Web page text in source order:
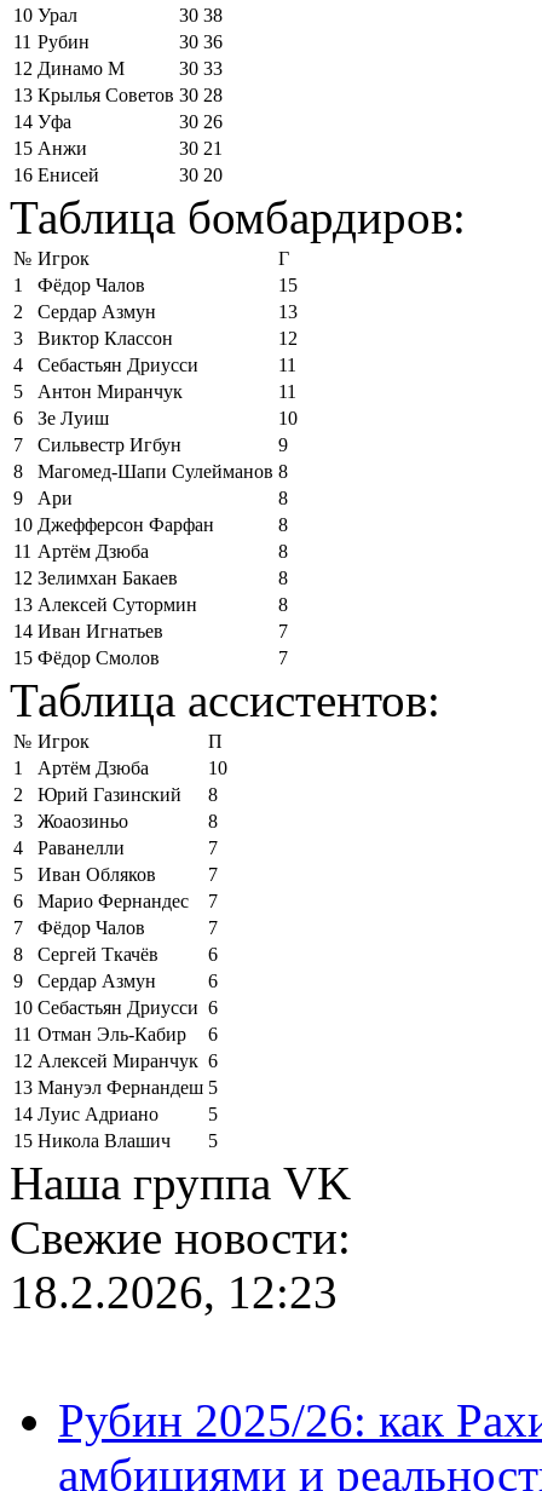
10 Урал 30 38
11 Рубин 30 36
12 Динамо М 30 33
13 Крылья Советов 30 28
14 Уфа 30 26
15 Анжи 30 21
16 Енисей 30 20
Таблица бомбардиров:
№ Игрок
Г
1
Фёдор Чалов
15
2
Сердар Азмун
13
3
Виктор Классон
12
4
Себастьян Дриусси
11
5
Антон Миранчук
11
6
Зе Луиш
10
7
Сильвестр Игбун
9
8
Магомед-Шапи Сулейманов 8
9
Ари
8
10 Джефферсон Фарфан
8
11 Артём Дзюба
8
12 Зелимхан Бакаев
8
13 Алексей Сутормин
8
14 Иван Игнатьев
7
15 Фёдор Смолов 7
Таблица ассистентов:
№ Игрок
П
1
Артём Дзюба
10
2
Юрий Газинский
8
3
Жоаозиньо
8
4
Раванелли
7
5
Иван Обляков
7
6
Марио Фернандес
7
7
Фёдор Чалов
7
8
Сергей Ткачёв
6
9
Сердар Азмун
6
10 Себастьян Дриусси 6
11 Отман Эль-Кабир
6
12 Алексей Миранчук 6
13 Мануэл Фернандеш 5
14 Луис Адриано
5
15 Никола Влашич 5
Наша группа VK
Свежие новости:
18.2.2026, 12:23
Рубин 2025/26: как
амбициями и